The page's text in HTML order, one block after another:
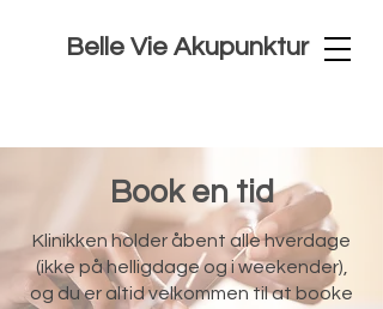
Belle Vie Akupunktur
Book en tid
Klinikken holder åbent alle hverdage
(ikke på helligdage og i weekender),
og du er altid velkommen til at booke